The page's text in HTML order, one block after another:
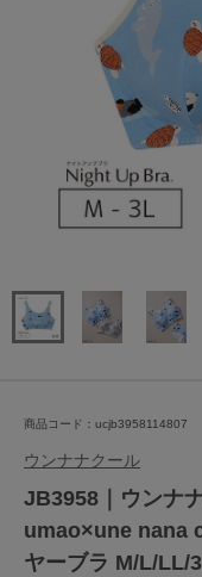
商品コード：ucjb3958114807
ウンナナクール
JB3958｜ウンナ
umao×une nana
ヤーブラ M/L/LL/